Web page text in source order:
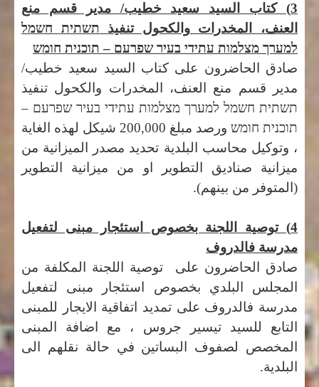
3) كتاب السيد سعيد خطيب/ مدير قسم منع
العنف، المخدرات والكحول تنفيذ תשתית חשמל
למערך מצלמות עתידי בעיר שפרעם – תוכנית חומש
صادق الحاضرون على كتاب السيد سعيد خطيب/
مدير قسم منع العنف، المخدرات والكحول تنفيذ
תשתית חשמל למערך מצלמות עתידי בעיר שפרעם –
תוכנית חומש
ورصد مبلغ 200,000 شيكل لهذه الغاية
، وتوكيل محاسب البلدية تحديد مصدر الميزانية من
ميزانية صناديق التطوير او من ميزانية التطوير
(المتوفر من بينهم).
4) توصية اللجنة بخصوص استئجار مبنى لتفعيل
مدرسة فالدروف
صادق الحاضرون على توصية اللجنة المكلفة من
المجلس البلدي بخصوص استئجار مبنى لتفعيل
مدرسة فالدروف على تمديد اتفاقية الايجار للمبنى
التابع للسيد تيسير جروس ، مع اضافة المبنى
المخصص لصفوف البساتين في حالة نقلهم الى
البلدية.